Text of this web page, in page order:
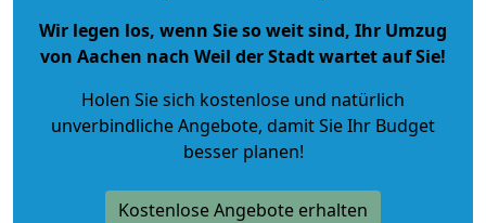
Wir legen los, wenn Sie so weit sind, Ihr Umzug
von Aachen nach Weil der Stadt wartet auf Sie!
Holen Sie sich kostenlose und natürlich
unverbindliche Angebote, damit Sie Ihr Budget
besser planen!
Kostenlose Angebote erhalten